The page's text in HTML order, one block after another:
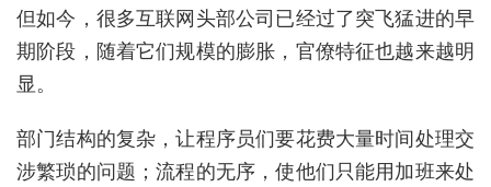
但如今，很多互联网头部公司已经过了突飞猛进的早
期阶段，随着它们规模的膨胀，官僚特征也越来越明
显。
部门结构的复杂，让程序员们要花费大量时间处理交
涉繁琐的问题；流程的无序，使他们只能用加班来处